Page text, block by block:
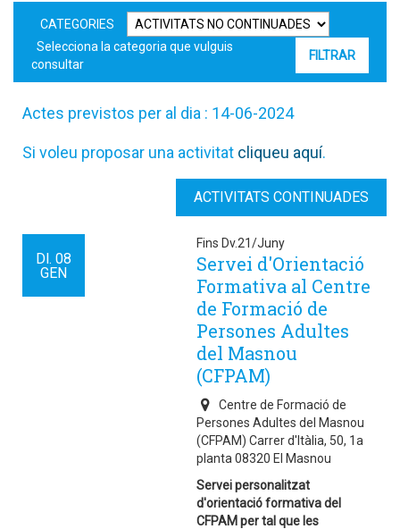
CATEGORIES
Selecciona la categoria que vulguis
consultar
Actes previstos per al dia : 14-06-2024
Si voleu proposar una activitat cliqueu aquí.
ACTIVITATS CONTINUADES
Dl. 08
GEN
Fins Dv.21/Juny
Servei d'Orientació
Formativa al Centre
de Formació de
Persones Adultes
del Masnou
(CFPAM)
Centre de Formació de
Persones Adultes del Masnou
(CFPAM) Carrer d'Itàlia, 50, 1a
planta 08320 El Masnou
Servei personalitzat
d'orientació formativa del
CFPAM per tal que les